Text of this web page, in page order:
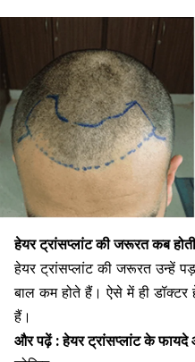
हेयर ट्रांसप्लांट की जरूरत कब
हेयर ट्रांसप्लांट की जरूरत उन्हें
बाल कम होते हैं। ऐसे में ही डॉक्टर
हैं।
और पढ़ें :हेयर ट्रांसप्लांट के